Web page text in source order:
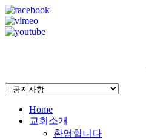
Home
교회소개
환영합니다